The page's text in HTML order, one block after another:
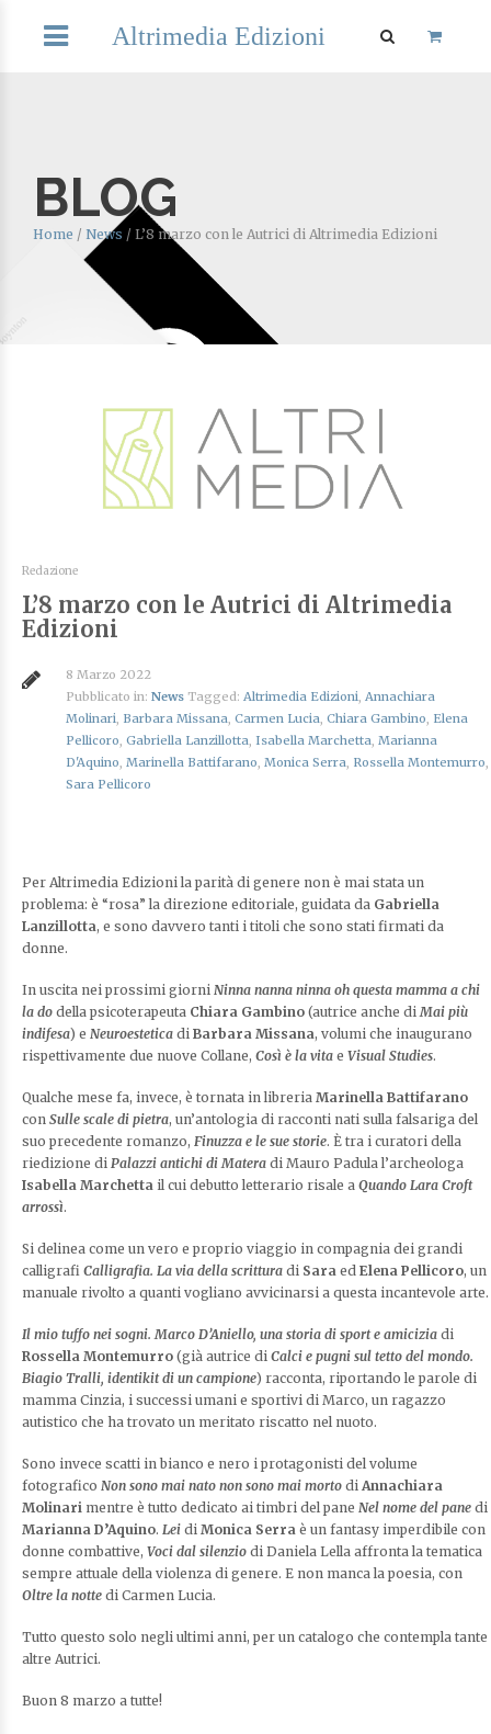
Altrimedia Edizioni
BLOG
Home / News / L’8 marzo con le Autrici di Altrimedia Edizioni
Redazione
L’8 marzo con le Autrici di Altrimedia
Edizioni
8 Marzo 2022
Pubblicato in: News Tagged: Altrimedia Edizioni, Annachiara
Molinari, Barbara Missana, Carmen Lucia, Chiara Gambino, Elena
Pellicoro, Gabriella Lanzillotta, Isabella Marchetta, Marianna
D'Aquino, Marinella Battifarano, Monica Serra, Rossella Montemurro,
Sara Pellicoro
Per Altrimedia Edizioni la parità di genere non è mai stata un
problema: è “rosa” la direzione editoriale, guidata da Gabriella
Lanzillotta, e sono davvero tanti i titoli che sono stati firmati da
donne.
In uscita nei prossimi giorni Ninna nanna ninna oh questa mamma a chi
la do della psicoterapeuta Chiara Gambino (autrice anche diMai più
indifesa) e Neuroestetica di Barbara Missana, volumi che inaugurano
rispettivamente due nuove Collane, Così è la vita e Visual Studies.
Qualche mese fa, invece, è tornata in libreria Marinella Battifarano
con Sulle scale di pietra, un’antologia di racconti nati sulla falsariga del
suo precedente romanzo, Finuzza e le sue storie. È tra i curatori della
riedizione di Palazzi antichi di Matera di Mauro Padula l’archeologa
Isabella Marchetta il cui debutto letterario risale a Quando Lara Croft
arrossì.
Si delinea come un vero e proprio viaggio in compagnia dei grandi
calligrafi Calligrafia. La via della scrittura di Sara ed Elena Pellicoro, un
manuale rivolto a quanti vogliano avvicinarsi a questa incantevole arte.
Il mio tuffo nei sogni. Marco D’Aniello, una storia di sport e amicizia di
Rossella Montemurro (già autrice di Calci e pugni sul tetto del mondo.
Biagio Tralli, identikit di un campione) racconta, riportando le parole di
mamma Cinzia, i successi umani e sportivi di Marco, un ragazzo
autistico che ha trovato un meritato riscatto nel nuoto.
Sono invece scatti in bianco e nero i protagonisti del volume
fotografico Non sono mai nato non sono mai morto di Annachiara
Molinari mentre è tutto dedicato ai timbri del pane Nel nome del pane di
Marianna D’Aquino. Lei di Monica Serra è un fantasy imperdibile con
donne combattive, Voci dal silenzio di Daniela Lella affronta la tematica
sempre attuale della violenza di genere. E non manca la poesia, con
Oltre la notte di Carmen Lucia.
Tutto questo solo negli ultimi anni, per un catalogo che contempla tante
altre Autrici.
Buon 8 marzo a tutte!